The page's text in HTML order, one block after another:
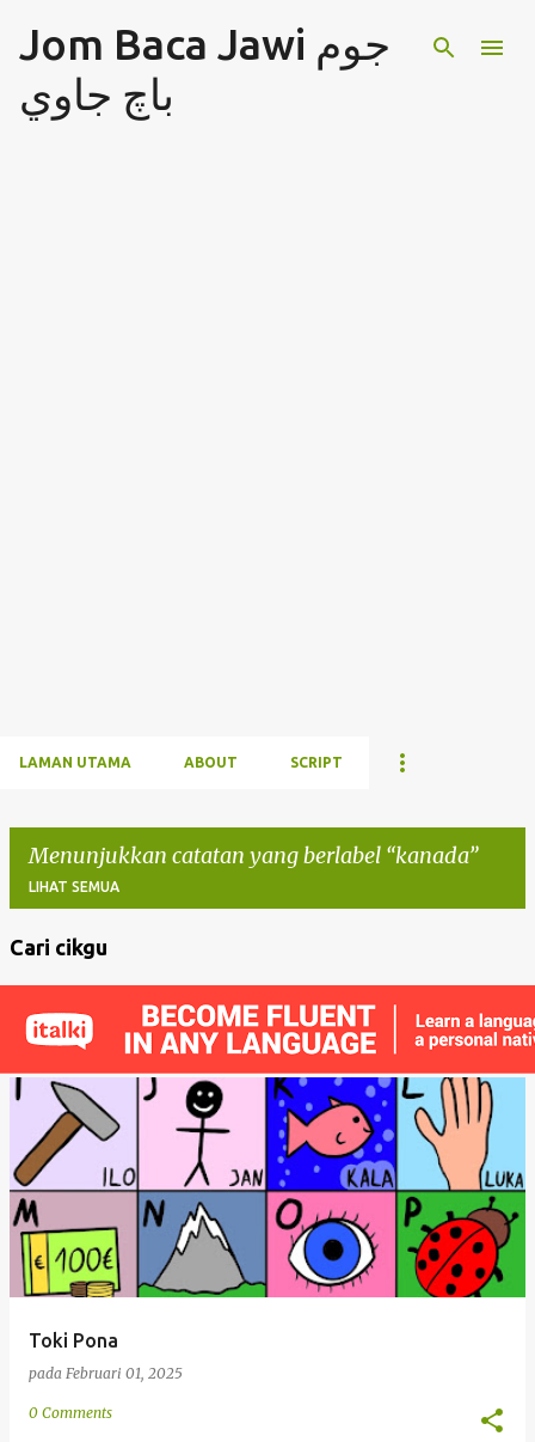
Langkau ke kandungan utamaJom Baca Jawi جوم
باچ جاوي
LAMAN UTAMA ABOUT SCRIPT
Menunjukkan catatan yang berlabel kanada
LIHAT SEMUA
a
n
Cari cikgu
Toki Pona
pada Februari 01, 2025
0 Comments